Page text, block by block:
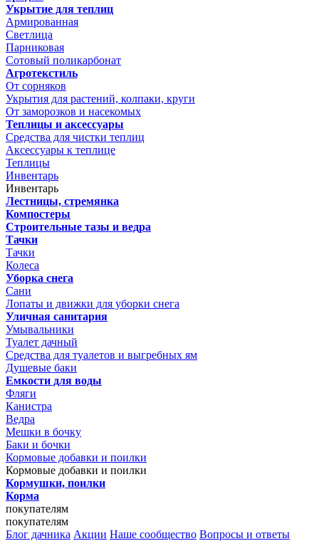
Укрытие для теплиц
Армированная
Светлица
Парниковая
Сотовый поликарбонат
Агротекстиль
От сорняков
Укрытия для растений, колпаки, круги
От заморозков и насекомых
Теплицы и аксессуары
Средства для чистки теплиц
Аксессуары к теплице
Теплицы
Инвентарь
Инвентарь
Лестницы, стремянка
Компостеры
Строительные тазы и ведра
Тачки
Тачки
Колеса
Уборка снега
Сани
Лопаты и движки для уборки снега
Уличная санитария
Умывальники
Туалет дачный
Средства для туалетов и выгребных ям
Душевые баки
Емкости для воды
Фляги
Канистра
Ведра
Мешки в бочку
Баки и бочки
Кормовые добавки и поилки
Кормовые добавки и поилки
Кормушки, поилки
Корма
покупателям
покупателям
Блог дачника Акции Наше сообщество Вопросы и ответы